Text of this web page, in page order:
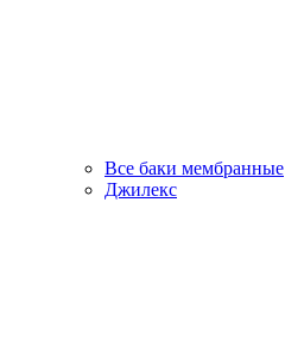
Все баки мембранные
Джилекс